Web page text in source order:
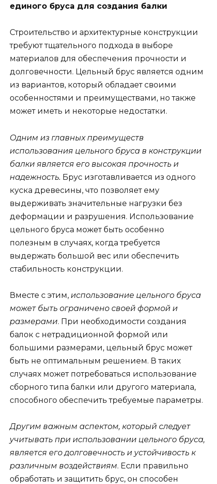
единого бруса для создания балки
Строительство и архитектурные конструкции
требуют тщательного подхода в выборе
материалов для обеспечения прочности и
долговечности. Цельный брус является одним
из вариантов, который обладает своими
особенностями и преимуществами, но также
может иметь и некоторые недостатки.
Одним из главных преимуществ
использования цельного бруса в конструкции
балки является его высокая прочность и
надежность. Брус изготавливается из одного
куска древесины, что позволяет ему
выдерживать значительные нагрузки без
деформации и разрушения. Использование
цельного бруса может быть особенно
полезным в случаях, когда требуется
выдержать большой вес или обеспечить
стабильность конструкции.
Вместе с этим, использование цельного бруса
может быть ограничено своей формой и
размерами. При необходимости создания
балок с нетрадиционной формой или
большими размерами, цельный брус может
быть не оптимальным решением. В таких
случаях может потребоваться использование
сборного типа балки или другого материала,
способного обеспечить требуемые параметры.
Другим важным аспектом, который следует
учитывать при использовании цельного бруса,
является его долговечность и устойчивость к
различным воздействиям. Если правильно
обработать и защитить брус, он способен